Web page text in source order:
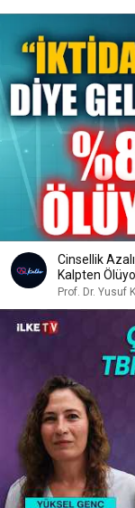
Cinsellik
Kalpten
Prof. Dr. Yusuf